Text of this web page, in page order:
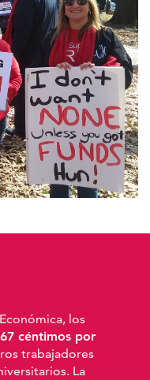
los
67 céntimos por
trabajadores
La